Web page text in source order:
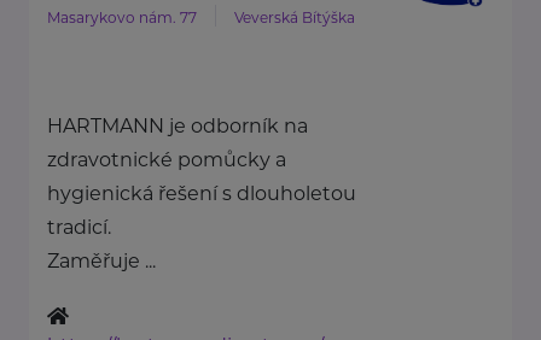
Masarykovo nám. 77 Veverská Bítýška
HARTMANN je odborník na
zdravotnické pomůcky a
hygienická řešení s dlouholetou
tradicí.
Zaměřuje ...